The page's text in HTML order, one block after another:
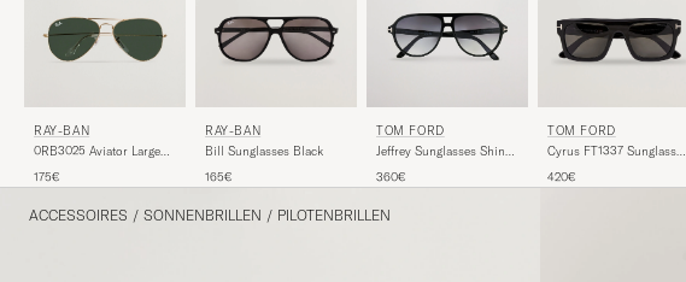
RAY-BAN
0RB3025 Aviator Large
Arista/Grey Green
175€
RAY-BAN
Bill Sunglasses Black
165€
TOM FORD
Jeffrey Sunglasses Shiny
360€
TOM FORD
Cyrus FT1337 Sunglasses
420€
ACCESSOIRES / SONNENBRILLEN / PILOTENBRILLEN